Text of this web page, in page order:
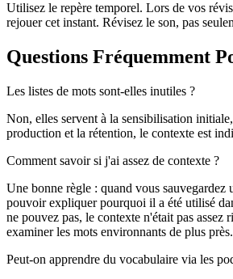
Utilisez le repère temporel. Lors de vos
rejouer cet instant. Révisez le son, pas
Questions Fréquemment
Les listes de mots sont-elles inutiles ?
Non, elles servent à la sensibilisation
production et la rétention, le contexte est
Comment savoir si j'ai assez de contexte ?
Une bonne règle : quand vous sauvegardez
pouvoir expliquer pourquoi il a été utilisé
ne pouvez pas, le contexte n'était pas
examiner les mots environnants de plus près.
Peut-on apprendre du vocabulaire via les